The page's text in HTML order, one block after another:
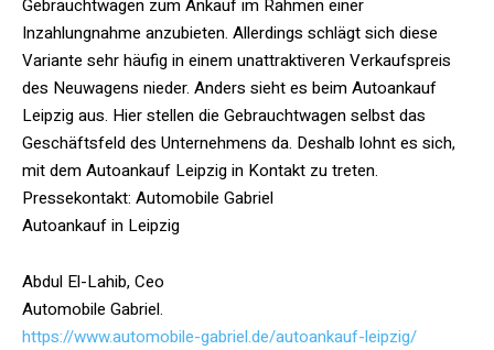
Gebrauchtwagen zum Ankauf im Rahmen einer
Inzahlungnahme anzubieten. Allerdings schlägt sich diese
Variante sehr häufig in einem unattraktiveren Verkaufspreis
des Neuwagens nieder. Anders sieht es beim Autoankauf
Leipzig aus. Hier stellen die Gebrauchtwagen selbst das
Geschäftsfeld des Unternehmens da. Deshalb lohnt es sich,
mit dem Autoankauf Leipzig in Kontakt zu treten.
Pressekontakt: Automobile Gabriel
Autoankauf in Leipzig
Abdul El-Lahib, Ceo
Automobile Gabriel.
https://www.automobile-gabriel.de/autoankauf-leipzig/